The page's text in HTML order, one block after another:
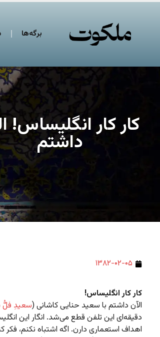
برگه‌ها
کار کار انگلیساس!
داشتم
۱۳۸۲-۰۲-۰۵
کار کار انگلیساس!
الآن داشتم با سعید حنایی کاشانی (سعیدِ
دقیقه‌ای این تلفن قطع می‌شد. انگار این
اهداف استعماری دارن. اگه اشتباه نکنم،